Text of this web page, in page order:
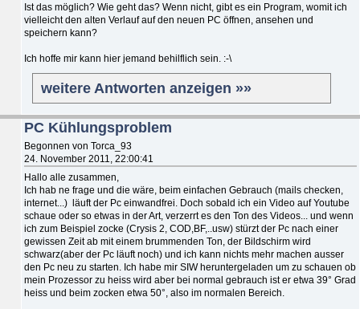
Ist das möglich? Wie geht das? Wenn nicht, gibt es ein Program, womit ich
vielleicht den alten Verlauf auf den neuen PC öffnen, ansehen und
speichern kann?
Ich hoffe mir kann hier jemand behilflich sein. :-\
weitere Antworten anzeigen »»
PC Kühlungsproblem
Begonnen von Torca_93
24. November 2011, 22:00:41
Hallo alle zusammen,
Ich hab ne frage und die wäre, beim einfachen Gebrauch (mails checken,
internet...) läuft der Pc einwandfrei. Doch sobald ich ein Video auf Youtube
schaue oder so etwas in der Art, verzerrt es den Ton des Videos... und wenn
ich zum Beispiel zocke (Crysis 2, COD,BF,..usw) stürzt der Pc nach einer
gewissen Zeit ab mit einem brummenden Ton, der Bildschirm wird
schwarz(aber der Pc läuft noch) und ich kann nichts mehr machen ausser
den Pc neu zu starten. Ich habe mir SIW heruntergeladen um zu schauen ob
mein Prozessor zu heiss wird aber bei normal gebrauch ist er etwa 39° Grad
heiss und beim zocken etwa 50°, also im normalen Bereich.